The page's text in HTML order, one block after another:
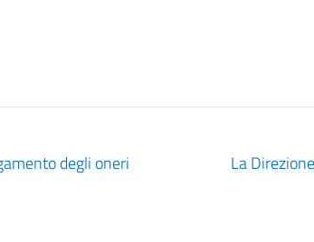
degli oneri
La